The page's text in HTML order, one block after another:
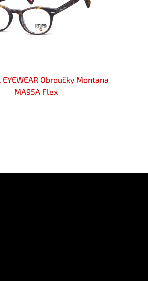
EYEWEAR Obroučky Montana
MA95A Flex